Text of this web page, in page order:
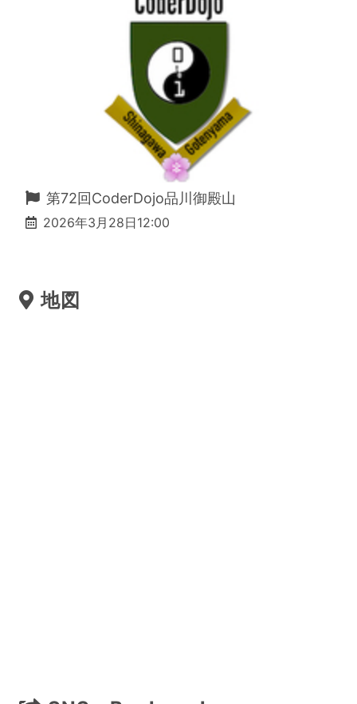
第72回CoderDojo品川御殿山
2026年3月28日12:00
地図